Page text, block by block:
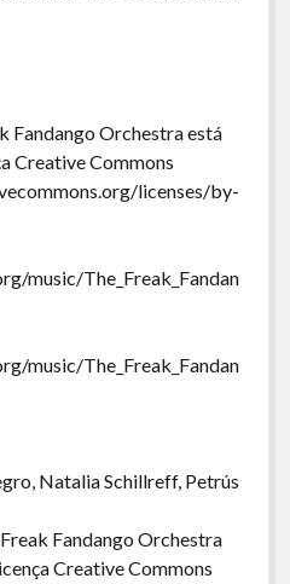
Fandango Orchestra está
Creative Commons
licenses/by-
music/The_Freak_Fandan
music/The_Freak_Fandan
Natalia Schillreff, Petrús
Fandango Orchestra
Creative Commons